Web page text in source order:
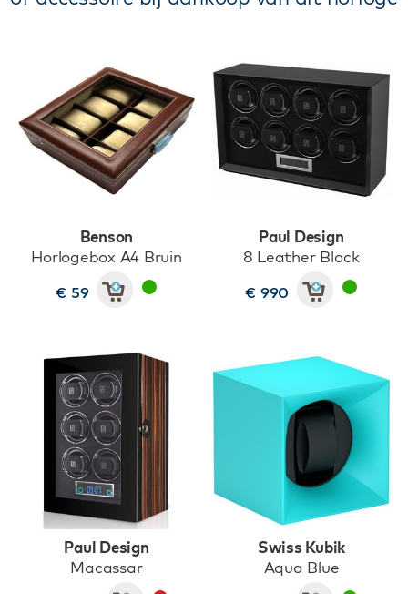
Benson
Horlogebox A4 Bruin
€ 59
Paul Design
8 Leather Black
€ 990
Paul Design
Macassar
Swiss Kubik
Aqua Blue